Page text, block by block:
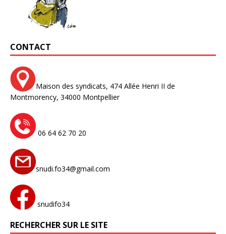
CONTACT
Maison des syndicats, 474 Allée Henri II de
Montmorency, 34000 Montpellier
06 64 62 70 20
snudi.fo34@gmail.com
snudifo34
RECHERCHER SUR LE SITE